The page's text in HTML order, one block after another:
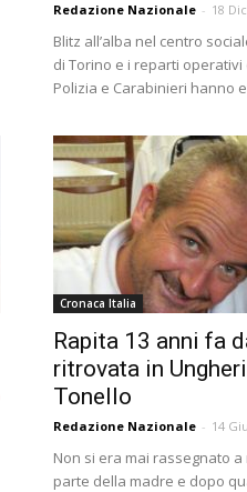
Redazione Nazionale - 18
Blitz all’alba nel centro
di Torino e i reparti
Polizia e Carabinieri hanno
Cronaca Italia
Rapita 13 anni fa
ritrovata in
Tonello
Redazione Nazionale - 14
Non si era mai rassegnato
parte della madre e dopo